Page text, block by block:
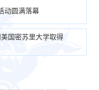
动圆满落幕
国密苏里大学取得